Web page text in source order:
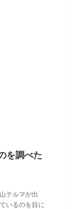
を調べた
テルマが出
いるのを目に